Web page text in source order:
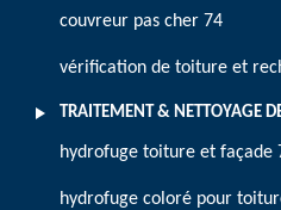
couvreur pas cher 74
vérification de toiture et
TRAITEMENT & NETTOYAGE
hydrofuge toiture et façade
hydrofuge coloré pour